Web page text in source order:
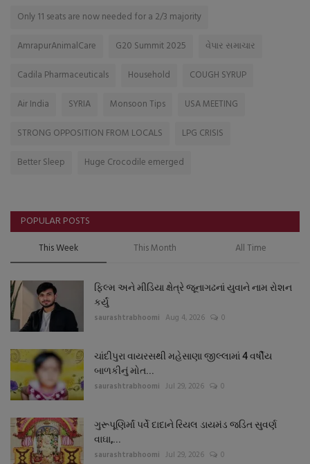
Only 11 seats are now needed for a 2/3 majority
AmrapurAnimalCare
G20 Summit 2025
વેપાર સમાચાર
Cadila Pharmaceuticals
Household
COUGH SYRUP
Air India
SYRIA Monsoon Tips
USA MEETING
STRONG OPPOSITION FROM LOCALS
LPG CRISIS
Better Sleep
Huge Crocodile emerged
POPULAR POSTS
This Week This Month All Time
ફિલ્મ અને મીડિયા ક્ષેત્રે જૂનાગઢનાં યુવાને નામ રોશન
કર્યું
saurashtrabhoomi Aug 4, 2026 0
ચાંદીપુરા વાયરસથી મહેસાણા જીલ્લામાં 4 વર્ષીય
બાળકીનું મોત...
saurashtrabhoomi Jul 29, 2026 0
ગુરૂપૂણિર્માં પર્વે દાદાને રિયલ ડાયમંડ જડિત સુવર્ણ
વાઘા,...
saurashtrabhoomi Jul 29, 2026 0